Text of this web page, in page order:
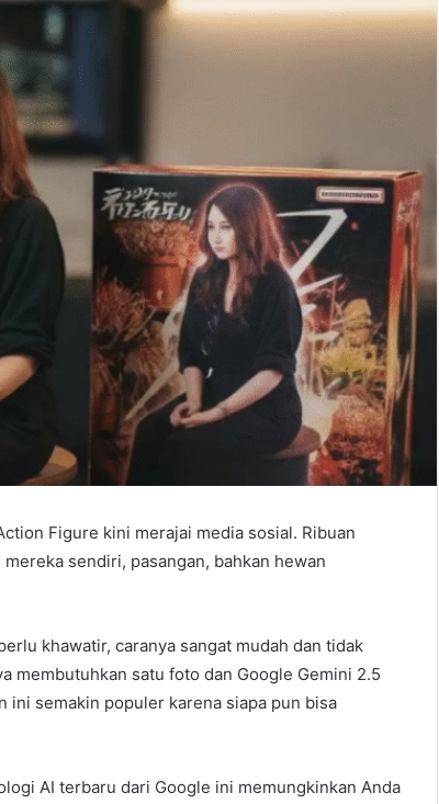
Figure kini merajai media sosial. Ribuan
sendiri, pasangan, bahkan hewan
khawatir, caranya sangat mudah dan tidak
membutuhkan satu foto dan Google Gemini 2.5
ini semakin populer karena siapa pun bisa
AI terbaru dari Google ini memungkinkan Anda